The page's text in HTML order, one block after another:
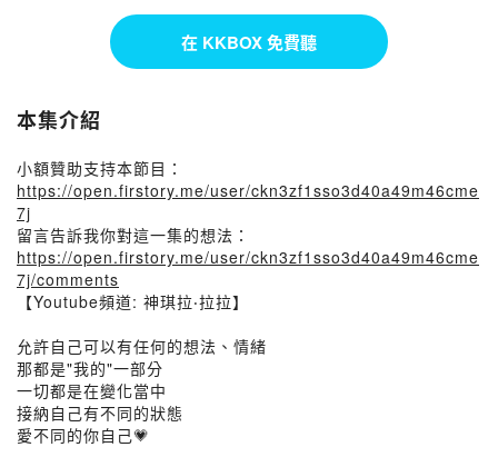
在 KKBOX 免費聽
本集介紹
小額贊助支持本節目：
https://open.firstory.me/user/ckn3zf1sso3d40a49m46cme
7j
留言告訴我你對這一集的想法：
https://open.firstory.me/user/ckn3zf1sso3d40a49m46cme
7j/comments
【Youtube頻道: 神琪拉‧拉拉】
允許自己可以有任何的想法、情緒
那都是"我的"一部分
一切都是在變化當中
接納自己有不同的狀態
愛不同的你自己💗